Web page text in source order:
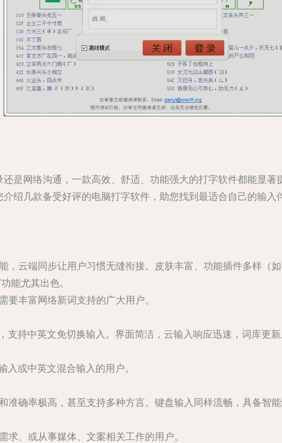
是网络沟通，一款高效、舒适、功能强大的打字软件都能显
绍几款备受好评的电脑打字软件，助您找到最适合自己的输入
，云端同步让用户习惯无缝衔接。皮肤丰富、功能插件多样（
能尤其出色。
要丰富网络新词支持的广大用户。
支持中英文免切换输入。界面简洁，云输入响应迅速，词库更
入或中英文混合输入的用户。
准确率极高，甚至支持多种方言。键盘输入同样流畅，具备智
求、或从事媒体、文案相关工作的用户。